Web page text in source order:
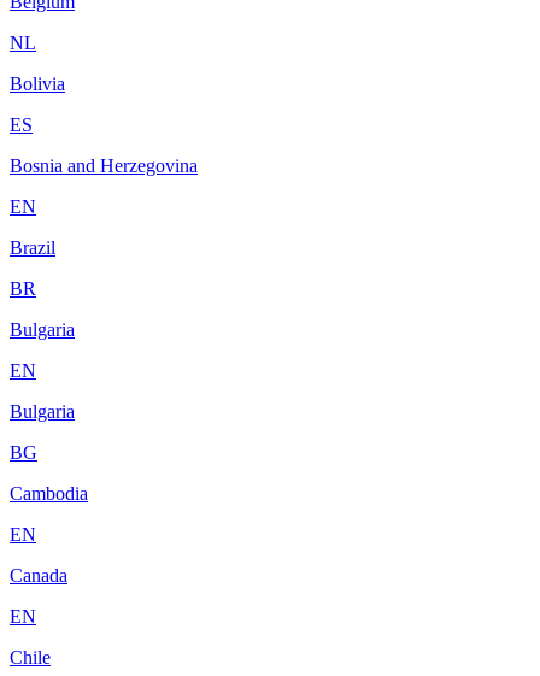
NL
Bolivia
ES
Bosnia and Herzegovina
EN
Brazil
BR
Bulgaria
EN
Bulgaria
BG
Cambodia
EN
Canada
EN
Chile